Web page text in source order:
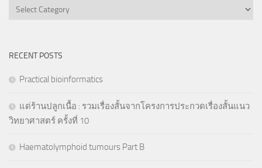
Categories
RECENT POSTS
Practical bioinformatics
แด่ร้านปลูกเนื้อ : รวมเรื่องสั้นจากโครงการประกวดเรื่องสั้นแนว
วิทยาศาสตร์ ครั้งที่ 10
Haematolymphoid tumours Part B